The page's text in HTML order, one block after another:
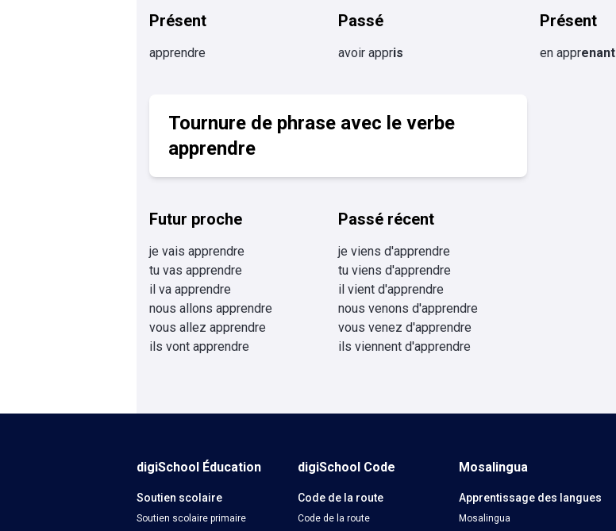
Présent
apprendre
Passé
avoir appris
Présent
en apprenant
Tournure de phrase avec le verbe
apprendre
Futur proche
je vais apprendre
tu vas apprendre
il va apprendre
nous allons apprendre
vous allez apprendre
ils vont apprendre
Passé récent
je viens d'apprendre
tu viens d'apprendre
il vient d'apprendre
nous venons d'apprendre
vous venez d'apprendre
ils viennent d'apprendre
digiSchool Éducation
Soutien scolaire
Soutien scolaire primaire
digiSchool Code
Code de la route
Code de la route
Mosalingua
Apprentissage des langues
Mosalingua